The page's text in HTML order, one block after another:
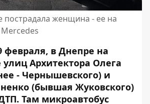
пострадала женщина - ее на
февраля, в Днепре на
улиц Архитектора Олега
- Чернышевского) и
(бывшая Жуковского)
Там микроавтобус